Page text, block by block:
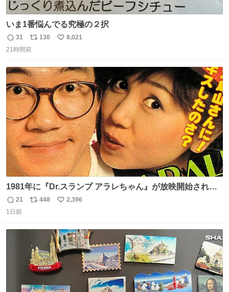
いま1番悩んでる究極の２択
返
信
31
リ
ポ
ト
数
130
い
数
8,021
21時間前
1981年に『Dr.スランプ アラレちゃん』が放映開始された
直後の鳥山明さんと、小山茉美さんです。
返
信
21
リ
数
448
い
数
2,396
1日前